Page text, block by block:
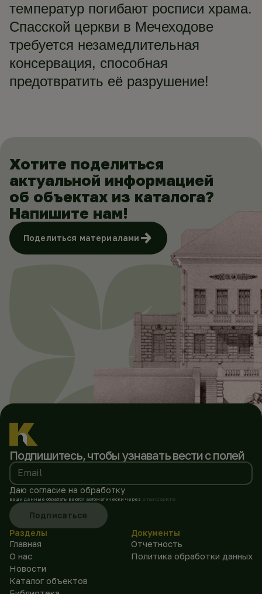
температур погибают росписи храма.
Спасской церкви в Мечеходове
требуется незамедлительная
консервация, способная
предотвратить её разрушение!
Хотите поделиться
актуальной информацией
об объектах из каталога?
Напишите нам!
Поделиться материалами
Подпишитесь, чтобы узнавать вести с полей
Email
Даю согласие на обработку
Ваши данные обрабатываются автоматически через SmartCaptcha
Подписаться
Разделы
Главная
О нас
Новости
Каталог объектов
Документы
Отчетность
Политика обработки данных